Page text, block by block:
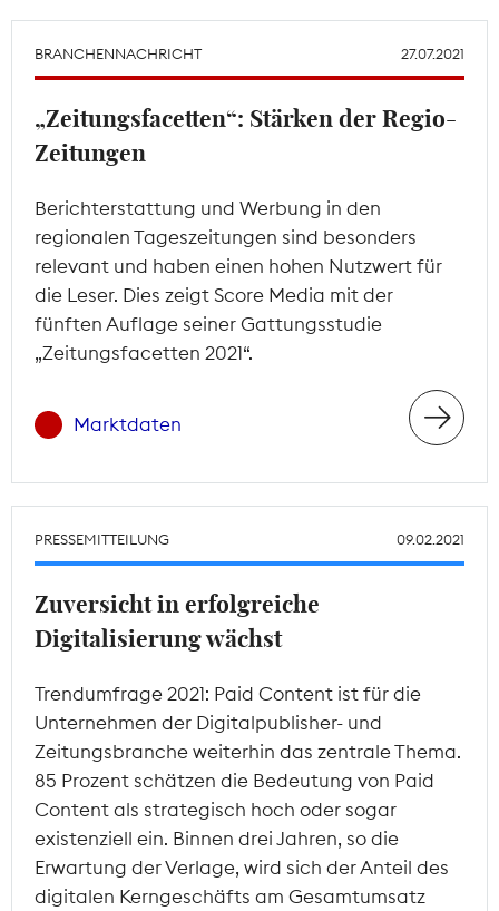
Mitgliederbereich
BRANCHENNACHRICHT 27.07.2021
„Zeitungsfacetten“: Stärken der Regio-
Zeitungen
Berichterstattung und Werbung in den
regionalen Tageszeitungen sind besonders
relevant und haben einen hohen Nutzwert für
die Leser. Dies zeigt Score Media mit der
fünften Auflage seiner Gattungsstudie
„Zeitungsfacetten 2021“.
Marktdaten
PRESSEMITTEILUNG 09.02.2021
Zuversicht in erfolgreiche
Digitalisierung wächst
Trendumfrage 2021: Paid Content ist für die
Unternehmen der Digitalpublisher- und
Zeitungsbranche weiterhin das zentrale Thema.
85 Prozent schätzen die Bedeutung von Paid
Content als strategisch hoch oder sogar
existenziell ein. Binnen drei Jahren, so die
Erwartung der Verlage, wird sich der Anteil des
digitalen Kerngeschäfts am Gesamtumsatz